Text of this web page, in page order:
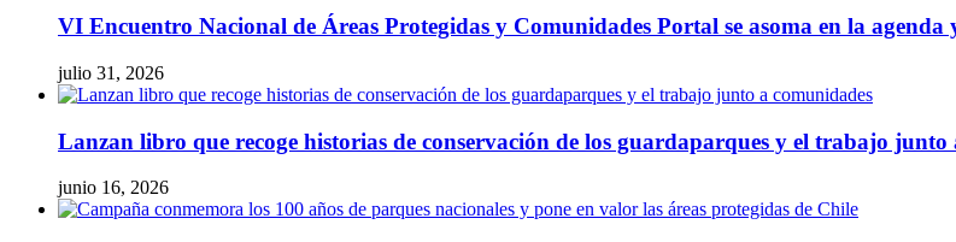
VI Encuentro Nacional de Áreas Protegidas y Comunidades Portal se asoma en la agenda
julio 31, 2026
Lanzan libro que recoge historias de conservación de los guardaparques y el trabajo junto
junio 16, 2026